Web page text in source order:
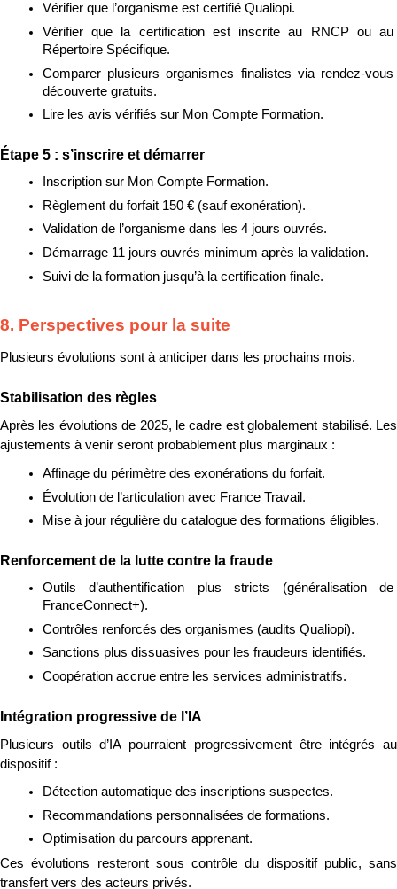
Vérifier que l’organisme est certifié Qualiopi.
Vérifier que la certification est inscrite au RNCP ou au
Répertoire Spécifique.
Comparer plusieurs organismes finalistes via rendez-vous
découverte gratuits.
Lire les avis vérifiés sur Mon Compte Formation.
Étape 5 : s’inscrire et démarrer
Inscription sur Mon Compte Formation.
Règlement du forfait 150 € (sauf exonération).
Validation de l’organisme dans les 4 jours ouvrés.
Démarrage 11 jours ouvrés minimum après la validation.
Suivi de la formation jusqu’à la certification finale.
8. Perspectives pour la suite
Plusieurs évolutions sont à anticiper dans les prochains mois.
Stabilisation des règles
Après les évolutions de 2025, le cadre est globalement stabilisé. Les
ajustements à venir seront probablement plus marginaux :
Affinage du périmètre des exonérations du forfait.
Évolution de l’articulation avec France Travail.
Mise à jour régulière du catalogue des formations éligibles.
Renforcement de la lutte contre la fraude
Outils d’authentification plus stricts (généralisation de
FranceConnect+).
Contrôles renforcés des organismes (audits Qualiopi).
Sanctions plus dissuasives pour les fraudeurs identifiés.
Coopération accrue entre les services administratifs.
Intégration progressive de l’IA
Plusieurs outils d’IA pourraient progressivement être intégrés au
dispositif :
Détection automatique des inscriptions suspectes.
Recommandations personnalisées de formations.
Optimisation du parcours apprenant.
Ces évolutions resteront sous contrôle du dispositif public, sans
transfert vers des acteurs privés.